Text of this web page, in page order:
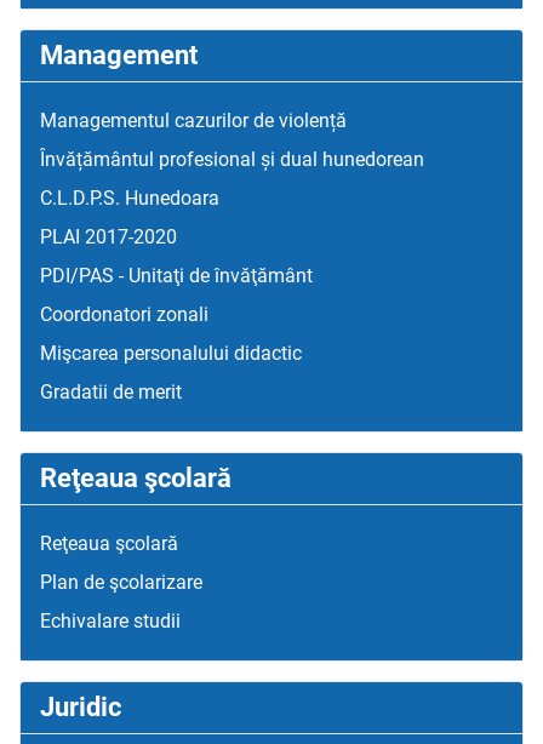
Management
Managementul cazurilor de violență
Învățământul profesional și dual hunedorean
C.L.D.P.S. Hunedoara
PLAI 2017-2020
PDI/PAS - Unitaţi de învăţământ
Coordonatori zonali
Mişcarea personalului didactic
Gradatii de merit
Reţeaua şcolară
Reţeaua şcolară
Plan de şcolarizare
Echivalare studii
Juridic